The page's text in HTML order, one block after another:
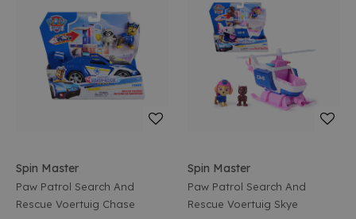
Spin Master
Paw Patrol Search And
Rescue Voertuig Chase
Spin Master
Paw Patrol Search And
Rescue Voertuig Skye